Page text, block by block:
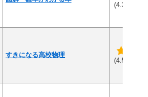
(4.3/5)
すきになる高校物理
(4.5/5)